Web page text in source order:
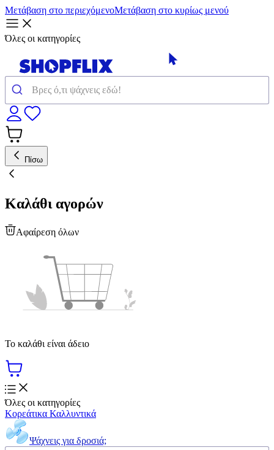
Μετάβαση στο περιεχόμενοΜετάβαση στο κυρίως μενού
Όλες οι κατηγορίες
Πίσω
Καλάθι αγορών
Αφαίρεση όλων
Το καλάθι είναι άδειο
Όλες οι κατηγορίες
Κορεάτικα Καλλυντικά
Ψάχνεις για δροσιά;